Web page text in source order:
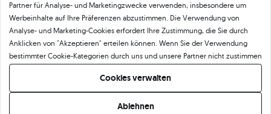
Produktkategorie
OhrringeOhrringe mit Diamanten Ohringe Gold Ohrringe The Journey
Partner für Analyse- und Marketingzwecke verwenden, insbesondere um
Werbeinhalte auf Ihre Präferenzen abzustimmen. Die Verwendung von
Analyse- und Marketing-Cookies erfordert Ihre Zustimmung, die Sie durch
Anklicken von "Akzeptieren" erteilen können. Wenn Sie der Verwendung
bestimmter Cookie-Kategorien durch uns und unsere Partner nicht zustimmen
möchten, klicken Sie auf "Lassen Sie mich wählen" und bestimmen Sie Ihre
Präferenzen. Sie können Ihre Zustimmung jederzeit widerrufen, indem Sie
Ihre Cookie-Einstellungen ändern.
Cookies verwalten
Ablehnen